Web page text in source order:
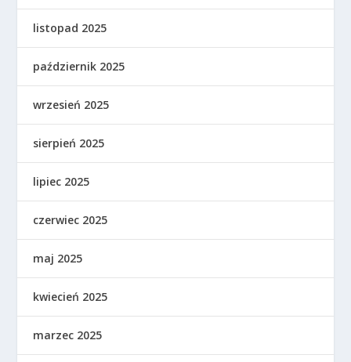
listopad 2025
październik 2025
wrzesień 2025
sierpień 2025
lipiec 2025
czerwiec 2025
maj 2025
kwiecień 2025
marzec 2025